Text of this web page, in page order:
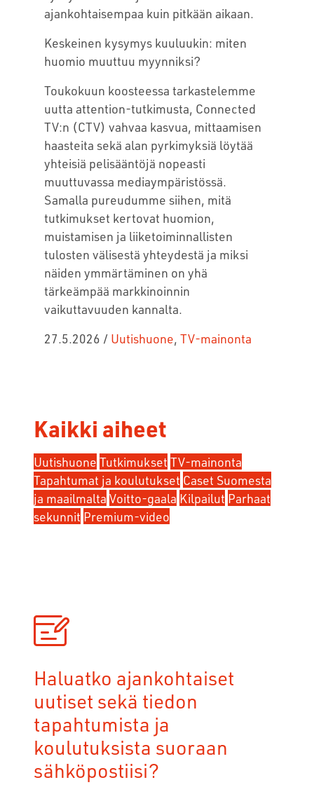
ajankohtaisempaa kuin pitkään aikaan.
Keskeinen kysymys kuuluukin: miten
huomio muuttuu myynniksi?
Toukokuun koosteessa tarkastelemme
uutta attention-tutkimusta, Connected
TV:n (CTV) vahvaa kasvua, mittaamisen
haasteita sekä alan pyrkimyksiä löytää
yhteisiä pelisääntöjä nopeasti
muuttuvassa mediaympäristössä.
Samalla pureudumme siihen, mitä
tutkimukset kertovat huomion,
muistamisen ja liiketoiminnallisten
tulosten välisestä yhteydestä ja miksi
näiden ymmärtäminen on yhä
tärkeämpää markkinoinnin
vaikuttavuuden kannalta.
27.5.2026 / Uutishuone, TV-mainonta
Kaikki aiheet
Uutishuone Tutkimukset TV-mainonta
Tapahtumat ja koulutukset Caset Suomesta
ja maailmalta Voitto-gaala Kilpailut Parhaat
sekunnit Premium-video
Haluatko ajankohtaiset
uutiset sekä tiedon
tapahtumista ja
koulutuksista suoraan
sähköpostiisi?